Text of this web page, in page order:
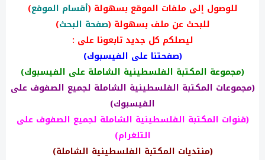
للوصول إلى ملفات الموقع بسهولة (أقسام الموقع)
للبحث عن ملف بسهولة (صفحة البحث)
ليصلكم كل جديد تابعونا على :
(صفحتنا على الفيسبوك)
(مجموعة المكتبة الفلسطينية الشاملة على الفيسبوك)
(مجموعات المكتبة الفلسطينية الشاملة لجميع الصفوف على
الفيسبوك)
(قنوات المكتبة الفلسطينية الشاملة لجميع الصفوف على
التلغرام)
(منتديات المكتبة الفلسطينية الشاملة)